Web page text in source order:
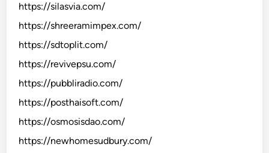
https://silasvia.com/
https://shreeramimpex.com/
https://sdtoplit.com/
https://revivepsu.com/
https://pubbliradio.com/
https://posthaisoft.com/
https://osmosisdao.com/
https://newhomesudbury.com/